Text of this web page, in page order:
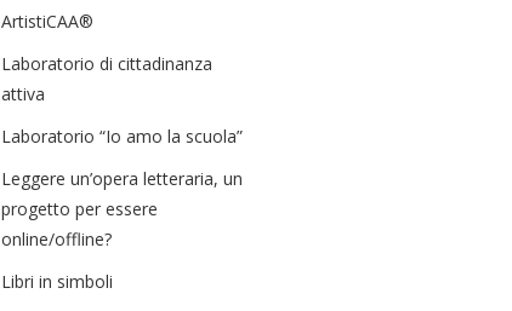
ArtistiCAA®
Laboratorio di cittadinanza
attiva
Laboratorio “Io amo la scuola”
Leggere un’opera letteraria, un
progetto per essere
online/offline?
Libri in simboli